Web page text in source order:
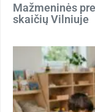
Mažmeninės
skaičių Vilniuje